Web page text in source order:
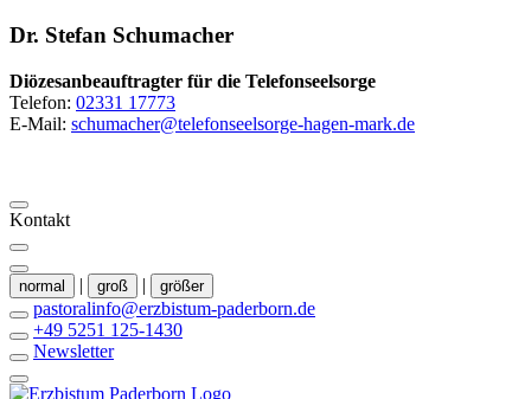
Dr. Stefan Schumacher
Diözesanbeauftragter für die Telefonseelsorge
Telefon: 02331 17773
E-Mail: schumacher@telefonseelsorge-hagen-mark.de
Kontakt
normal | groß | größer
pastoralinfo@erzbistum-paderborn.de
+49 5251 125-1430
Newsletter